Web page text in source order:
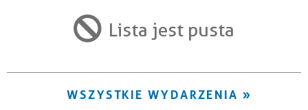
Trwające w zakresie Lista jest pusta
WSZYSTKIE WYDARZENIA